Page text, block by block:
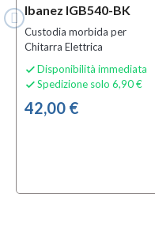
Ibanez IGB540-BK
Custodia morbida per
Chitarra Elettrica
 Disponibilità immediata
 Spedizione solo 6,90 €
42,00 €